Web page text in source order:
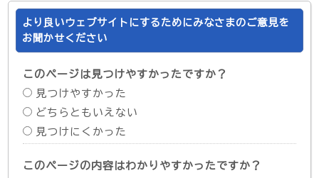
より良いウェブサイトにするためにみなさまのご意見を
お聞かせください
このページは見つけやすかったですか？
見つけやすかった
どちらともいえない
見つけにくかった
このページの内容はわかりやすかったですか？